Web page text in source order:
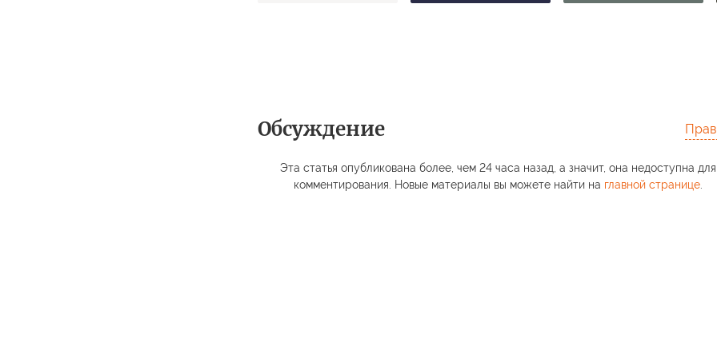
Обсуждение
Эта статья опубликована более, чем 24 часа назад, а значит, она недоступна для
комментирования. Новые материалы вы можете найти на главной странице.